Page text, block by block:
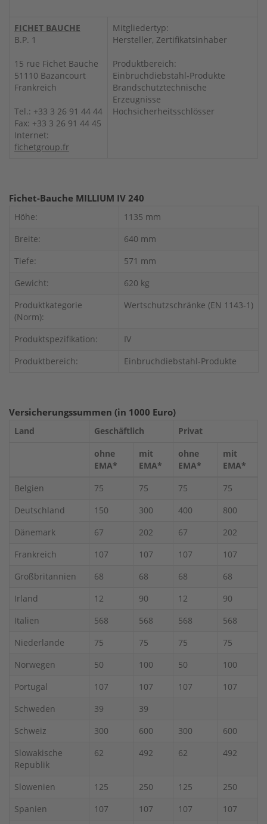
FICHET BAUCHE
B.P. 1
15 rue Fichet Bauche
51110 Bazancourt
Frankreich
Tel.: +33 3 26 91 44 44
Fax: +33 3 26 91 44 45
Internet:
fichetgroup.fr
Mitgliedertyp:
Hersteller, Zertifikatsinhaber
Produktbereich:
Einbruchdiebstahl-Produkte
Brandschutztechnische
Erzeugnisse
Hochsicherheitsschlösser
Fichet-Bauche MILLIUM IV 240
Höhe:
1135 mm
Breite:
640 mm
Tiefe:
571 mm
Gewicht:
620 kg
Produktkategorie
(Norm):
Wertschutzschränke (EN 1143-1)
Produktspezifikation:
IV
Produktbereich:
Einbruchdiebstahl-Produkte
Versicherungssummen (in 1000 Euro)
Land Geschäftlich
Privat
ohne
EMA*
mit
EMA*
ohne
EMA*
mit
EMA*
Belgien
75 75 75
75
Deutschland
150 300 400
800
Dänemark
67 202 67
202
Frankreich
107 107 107
107
Großbritannien
68 68 68
68
Irland
12 90 12
90
Italien
568 568 568
568
Niederlande
75 75 75
75
Norwegen
50 100 50
100
Portugal
107 107 107
107
Schweden
39
39
Schweiz
300 600 300
600
Slowakische
Republik
62 492 62 492
Slowenien 125 250 125
250
Spanien
107 107 107
107